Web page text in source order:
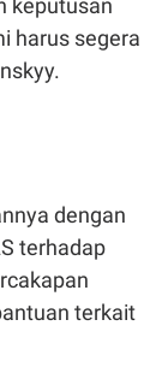
keputusan
harus segera
dengan
terhadap
terkait